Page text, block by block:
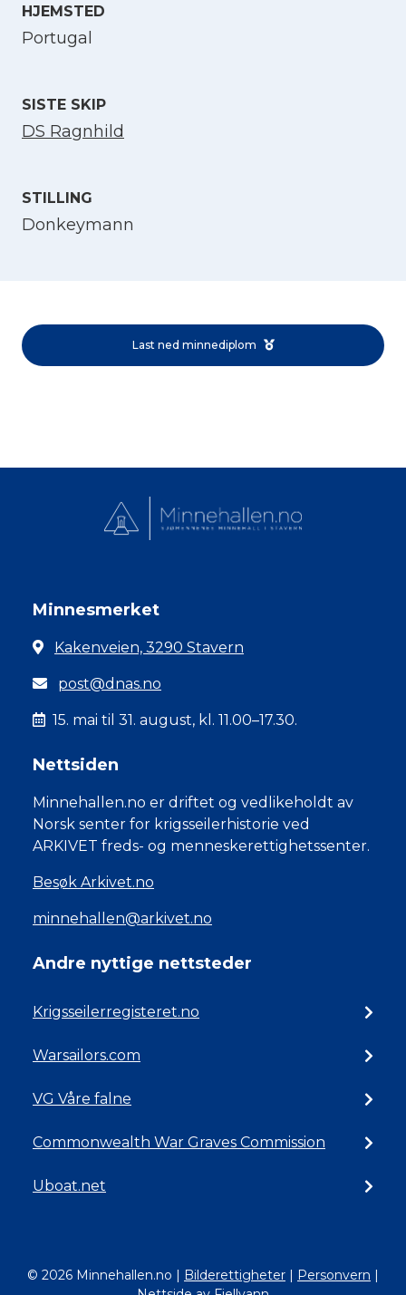
HJEMSTED
Portugal
SISTE SKIP
DS Ragnhild
STILLING
Donkeymann
Last ned minnediplom
Minnesmerket
Kakenveien, 3290 Stavern
post@dnas.no
15. mai til 31. august, kl. 11.00–17.30.
Nettsiden
Minnehallen.no er driftet og vedlikeholdt av
Norsk senter for krigsseilerhistorie ved
ARKIVET freds- og menneskerettighetssenter.
Besøk Arkivet.no
minnehallen@arkivet.no
Andre nyttige nettsteder
Krigsseilerregisteret.no
Warsailors.com
VG Våre falne
Commonwealth War Graves Commission
Uboat.net
© 2026 Minnehallen.no | Bilderettigheter | Personvern |
Norsk bokmål